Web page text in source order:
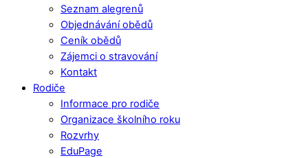
Seznam alegrenů
Objednávání obědů
Ceník obědů
Zájemci o stravování
Kontakt
Rodiče
Informace pro rodiče
Organizace školního roku
Rozvrhy
EduPage